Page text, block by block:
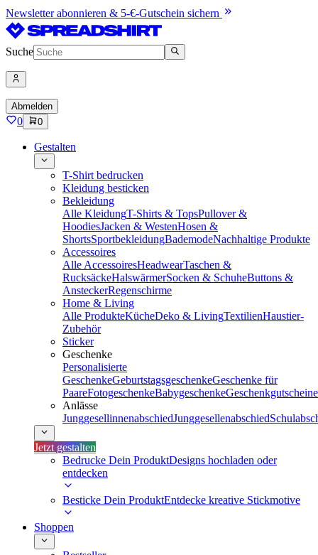
Newsletter abonnieren & 5-€-Gutschein sichern
Suche
Abmelden
0 0
Gestalten
T-Shirt bedrucken
Kleidung besticken
Bekleidung
Alle KleidungT-Shirts & TopsPullover &
HoodiesJacken & WestenHosen &
ShortsSportbekleidungBademodeNachhaltige Produkte
Accessoires
Alle AccessoiresHeadwearTaschen &
RucksäckeHalswärmerSocken & SchuheButtons &
AnsteckerRegenschirme
Home & Living
Alle ProdukteKücheDeko & LivingTextilienHaustier-
Zubehör
Sticker
Geschenke
Personalisierte
GeschenkeGeburtstagsgeschenkeGeschenke für
PaareFotogeschenkeBabygeschenkeGeschenkgutscheine
Anlässe
JunggesellinnenabschiedJunggesellenabschied
Jetzt gestalten
Bedrucke Dein ProduktDesigns hochladen oder
entdecken
Besticke Dein ProduktEntdecke kreative Stickmotive
Shoppen